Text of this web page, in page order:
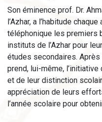
Son éminence prof. Dr.
l’Azhar, a l’habitude
téléphonique les premiers
instituts de l’Azhar pour
études secondaires.
prend, lui-même,
et de leur distinction
appréciation de leurs
l’année scolaire pour